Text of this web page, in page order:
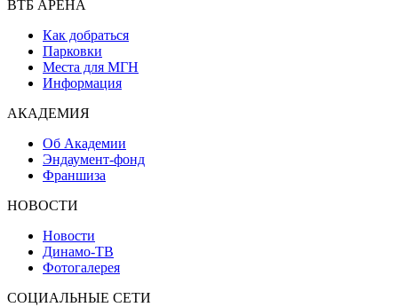
ВТБ АРЕНА
Как добраться
Парковки
Места для МГН
Информация
АКАДЕМИЯ
Об Академии
Эндаумент-фонд
Франшиза
НОВОСТИ
Новости
Динамо-ТВ
Фотогалерея
СОЦИАЛЬНЫЕ СЕТИ